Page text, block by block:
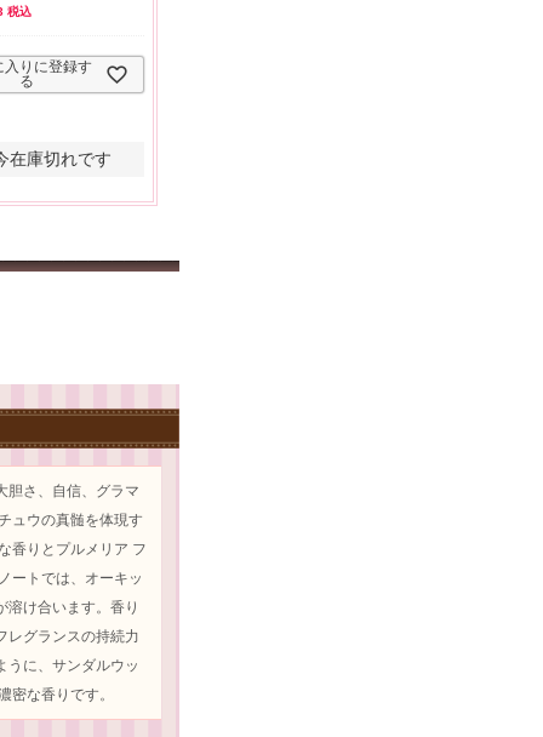
税込
入りに登録す
る
在庫切れです
胆さ、自信、グラマ
ュウの真髄を体現す
香りとプルメリア フ
ートでは、オーキッ
溶け合います。香り
レグランスの持続力
うに、サンダルウッ
密な香りです。